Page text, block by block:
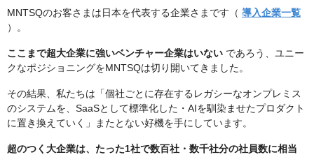
MNTSQのお客さまは日本を代表する企業さまです（ 導入企業一覧
）。
ここまで超大企業に強いベンチャー企業はいない であろう、ユニー
クなポジショニングをMNTSQは切り開いてきました。
その結果、私たちは「個社ごとに存在するレガシーなオンプレミス
のシステムを、SaaSとして標準化した・AIを馴染ませたプロダクト
に置き換えていく」またとない好機を手にしています。
超のつく大企業は、たった1社で数百社・数千社分の社員数に相当